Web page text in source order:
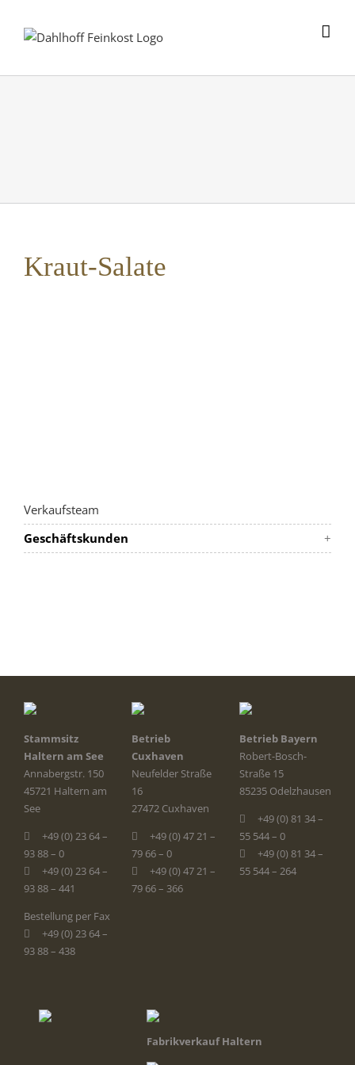
Kraut-Salate
Verkaufsteam
Geschäftskunden
Stammsitz
Haltern am See
Annabergstr. 150
45721 Haltern am
See
+49 (0) 23 64 –
93 88 – 0
+49 (0) 23 64 –
93 88 – 441
Bestellung per Fax
+49 (0) 23 64 –
93 88 – 438
Betrieb
Cuxhaven
Neufelder Straße
16
27472 Cuxhaven
+49 (0) 47 21 –
79 66 – 0
+49 (0) 47 21 –
79 66 – 366
Betrieb Bayern
Robert-Bosch-
Straße 15
85235 Odelzhausen
+49 (0) 81 34 –
55 544 – 0
+49 (0) 81 34 –
55 544 – 264
Fabrikverkauf Haltern